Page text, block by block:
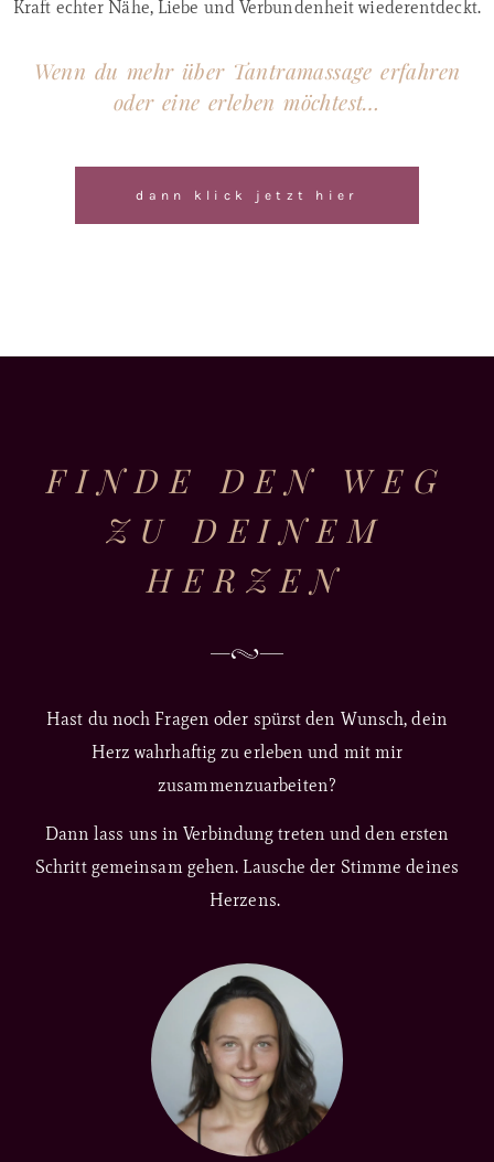
Kraft echter Nähe, Liebe und Verbundenheit wiederentdeckt.
Wenn du mehr über Tantramassage erfahren
oder eine erleben möchtest…
dann klick jetzt hier
FINDE DEN WEG
ZU DEINEM
HERZEN
Hast du noch Fragen oder spürst den Wunsch, dein
Herz wahrhaftig zu erleben und mit mir
zusammenzuarbeiten?
Dann lass uns in Verbindung treten und den ersten
Schritt gemeinsam gehen. Lausche der Stimme deines
Herzens.